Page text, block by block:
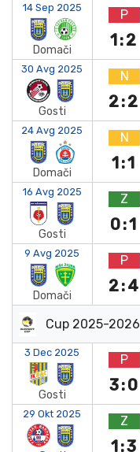
14 Sep 2025
Domači
P
1:2
30 Avg 2025
Gosti
N
2:2
24 Avg 2025
Domači
N
1:1
16 Avg 2025
Gosti
Z
0:1
9 Avg 2025
Domači
P
2:4
Cup 2025-2026
3 Dec 2025
Gosti
P
3:0
29 Okt 2025 Z
1:3